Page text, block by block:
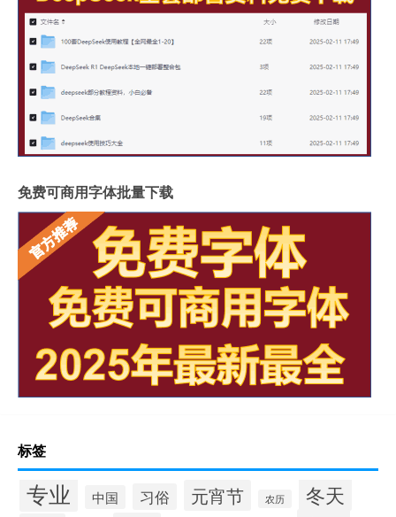
免费可商用字体批量下载
标签
专业 中国 习俗 元宵节 农历 冬天